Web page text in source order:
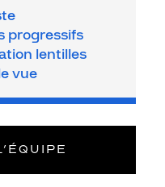
progressifs
lentilles
vue